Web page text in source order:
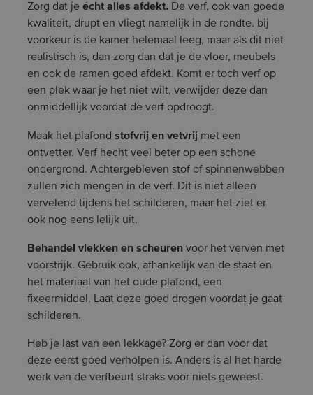
Zorg dat je écht alles afdekt. De verf, ook van goede
kwaliteit, drupt en vliegt namelijk in de rondte. bij
voorkeur is de kamer helemaal leeg, maar als dit niet
realistisch is, dan zorg dan dat je de vloer, meubels
en ook de ramen goed afdekt. Komt er toch verf op
een plek waar je het niet wilt, verwijder deze dan
onmiddellijk voordat de verf opdroogt.
Maak het plafond stofvrij en vetvrij met een
ontvetter. Verf hecht veel beter op een schone
ondergrond. Achtergebleven stof of spinnenwebben
zullen zich mengen in de verf. Dit is niet alleen
vervelend tijdens het schilderen, maar het ziet er
ook nog eens lelijk uit.
Behandel vlekken en scheuren voor het verven met
voorstrijk. Gebruik ook, afhankelijk van de staat en
het materiaal van het oude plafond, een
fixeermiddel. Laat deze goed drogen voordat je gaat
schilderen.
Heb je last van een lekkage? Zorg er dan voor dat
deze eerst goed verholpen is. Anders is al het harde
werk van de verfbeurt straks voor niets geweest.